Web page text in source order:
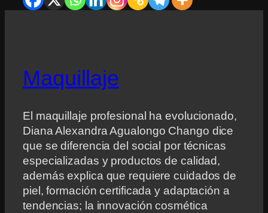
Maquillaje
El maquillaje profesional ha evolucionado,
Diana Alexandra Agualongo Chango dice
que se diferencia del social por técnicas
especializadas y productos de calidad,
además explica que requiere cuidados de
piel, formación certificada y adaptación a
tendencias; la innovación cosmética